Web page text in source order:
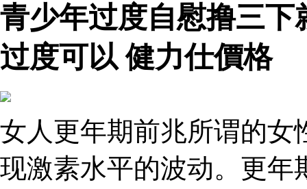
青少年过度自慰撸三
过度可以 健力仕價格
女人更年期前兆所谓的女
现激素水平的波动。更年